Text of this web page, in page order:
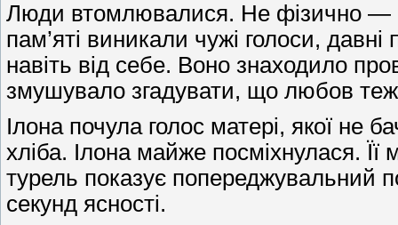
Люди втомлювалися. Не фізично —
пам’яті виникали чужі голоси,
навіть від себе. Воно знаходило
змушувало згадувати, що любов
Ілона почула голос матері, якої не
хліба. Ілона майже посміхнулася.
турель показує попереджувальний
секунд ясності.